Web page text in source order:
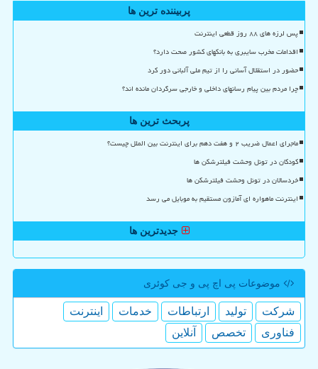
پربیننده ترین ها
پس لرزه های ۸۸ روز قطعی اینترنت
اقدامات مخرب سایبری به بانکهای کشور صحت دارد؟
حضور در استقلال آسانی را از تیم ملی آلبانی دور کرد
چرا مردم بین پیام رسانهای داخلی و خارجی سرگردان مانده اند؟
پربحث ترین ها
ماجرای اعمال ضریب ۲ و هفت دهم برای اینترنت بین الملل چیست؟
کودکان در تونل وحشت فیلترشکن ها
خردسالان در تونل وحشت فیلترشکن ها
اینترنت ماهواره ای آمازون مستقیم به موبایل می رسد
جدیدترین ها
موضوعات پی اچ پی و جی كوئری
شركت تولید ارتباطات خدمات
اینترنت
فناوری
تخصص آنلاین